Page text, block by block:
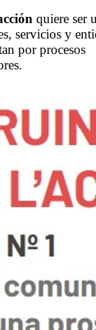
quiere ser
servicios y
por procesos